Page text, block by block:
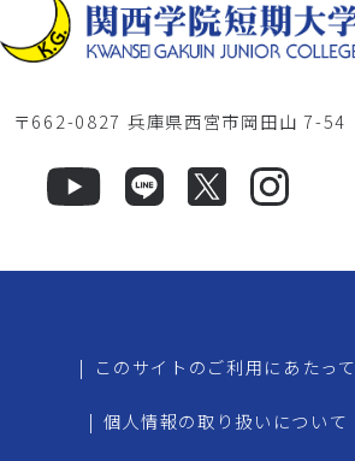
〒662-0827 兵庫県西宮市岡田山 7-54
| このサイトのご利用にあたって
| 個人情報の取り扱いについて